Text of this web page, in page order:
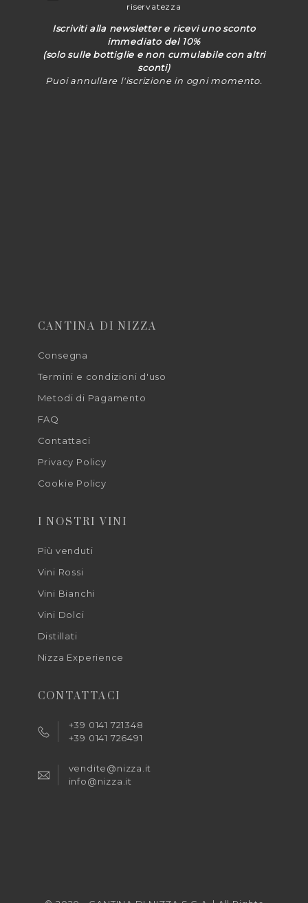
riservatezza
Iscriviti alla newsletter e ricevi uno sconto
immediato del 10%
(solo sulle bottiglie e non cumulabile con altri
sconti)
Puoi annullare l'iscrizione in ogni momento.
CANTINA DI NIZZA
Consegna
Termini e condizioni d'uso
Metodi di Pagamento
FAQ
Contattaci
Privacy Policy
Cookie Policy
I NOSTRI VINI
Più venduti
Vini Rossi
Vini Bianchi
Vini Dolci
Distillati
Nizza Experience
CONTATTACI
+39 0141 721348
+39 0141 726491
vendite@nizza.it
info@nizza.it